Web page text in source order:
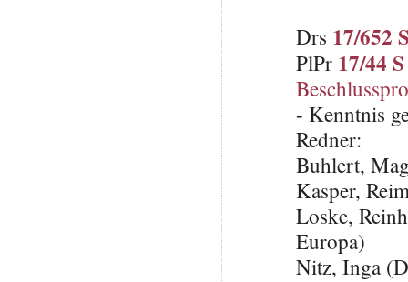
Drs 17/652
PlPr 17/44 S
- Kenntnis
Redner:
Buhlert,
Kasper,
Loske,
Europa)
Nitz, Inga